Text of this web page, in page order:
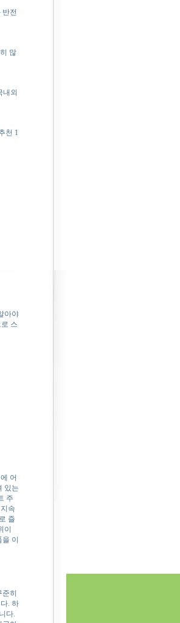
전
많
내외
천 1
아야
스
어
있는
주
속
즐
이
이
히
. 하
다.